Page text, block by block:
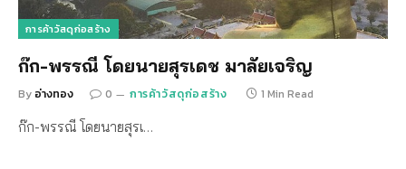
การค้าวัสดุก่อสร้าง
ก๊ก-พรรณี โดยนายสุรเดช มาลัยเจริญ
By อ่างทอง 0 การค้าวัสดุก่อสร้าง 1 Min Read
ก๊ก-พรรณี โดยนายสุรเ…